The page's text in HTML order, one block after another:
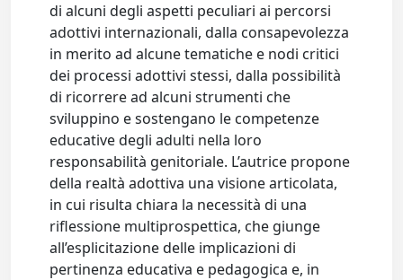
di alcuni degli aspetti peculiari ai percorsi
adottivi internazionali, dalla consapevolezza
in merito ad alcune tematiche e nodi critici
dei processi adottivi stessi, dalla possibilità
di ricorrere ad alcuni strumenti che
sviluppino e sostengano le competenze
educative degli adulti nella loro
responsabilità genitoriale. L’autrice propone
della realtà adottiva una visione articolata,
in cui risulta chiara la necessità di una
riflessione multiprospettica, che giunge
all’esplicitazione delle implicazioni di
pertinenza educativa e pedagogica e, in